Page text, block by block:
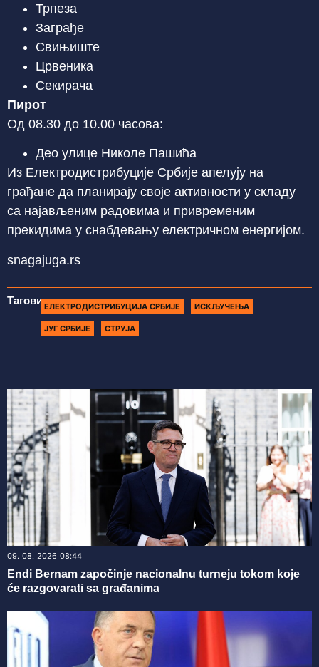
Трпеза
Заграђе
Свињиште
Црвеника
Секирача
Пирот
Од 08.30 до 10.00 часова:
Део улице Николе Пашића
Из Електродистрибуције Србије апелују на
грађане да планирају своје активности у складу
са најављеним радовима и привременим
прекидима у снабдевању електричном енергијом.
snagajuga.rs
Тагови:ЕЛЕКТРОДИСТРИБУЦИЈА СРБИЈЕ ИСКЉУЧЕЊА
ЈУГ СРБИЈЕ СТРУЈА
09. 08. 2026 08:44
Endi Bernam započinje nacionalnu turneju tokom koje
će razgovarati sa građanima